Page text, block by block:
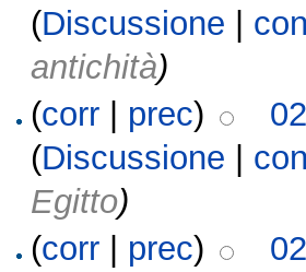
(Discussione |
antichità)
(corr prec)
(Discussione
Egitto)
(corr prec)